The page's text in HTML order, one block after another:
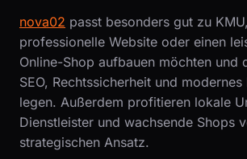
nova02 passt besonders gut zu
professionelle Website oder einen
Online-Shop aufbauen möchten und
SEO, Rechtssicherheit und
legen. Außerdem profitieren lokale
Dienstleister und wachsende Shops
strategischen Ansatz.